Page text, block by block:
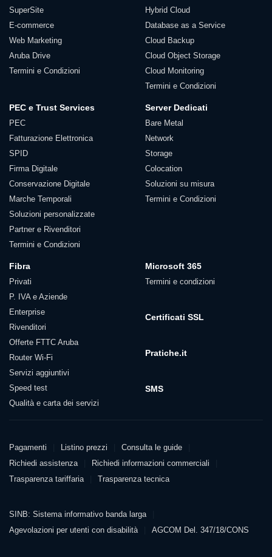
SuperSite
E-commerce
Web Marketing
Aruba Drive
Termini e Condizioni
Hybrid Cloud
Database as a Service
Cloud Backup
Cloud Object Storage
Cloud Monitoring
Termini e Condizioni
PEC e Trust Services
PEC
Fatturazione Elettronica
SPID
Firma Digitale
Conservazione Digitale
Marche Temporali
Soluzioni personalizzate
Partner e Rivenditori
Termini e Condizioni
Server Dedicati
Bare Metal
Network
Storage
Colocation
Soluzioni su misura
Termini e Condizioni
Fibra
Privati
P. IVA e Aziende
Enterprise
Rivenditori
Offerte FTTC Aruba
Router Wi-Fi
Servizi aggiuntivi
Speed test
Qualità e carta dei servizi
Microsoft 365
Termini e condizioni
Certificati SSL
Pratiche.it
SMS
Pagamenti
Pagamenti Listino prezzi
Consulta le guide
Richiedi assistenza
Richiedi informazioni commerciali
Trasparenza tariffaria
Trasparenza tecnica
Agevolazioni
SINB: Sistema informativo banda larga
Agevolazioni per utenti con disabilità
AGCOM Del. 347/18/CONS